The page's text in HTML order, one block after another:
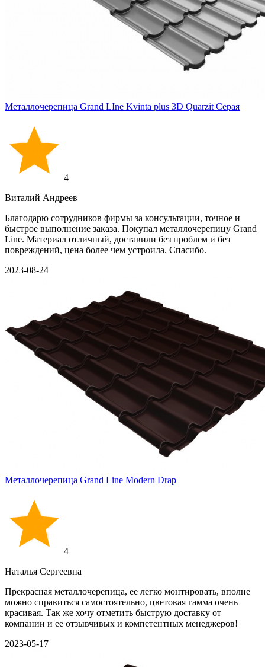
Металлочерепица Grand LIne Kvinta plus 3D Quarzit Серая
4
Виталий Андреев
Благодарю сотрудников фирмы за консультации, точное и
быстрое выполнение заказа. Покупал металлочерепицу Grand
Line. Материал отличный, доставили без проблем и без
повреждений, цена более чем устроила. Спасибо.
2023-08-24
Металлочерепица Grand Line Modern Drap
4
Наталья Сергеевна
Прекрасная металлочерепица, ее легко монтировать, вполне
можно справиться самостоятельно, цветовая гамма очень
красивая. Так же хочу отметить быструю доставку от
компании и ее отзывчивых и компетентных менеджеров!
2023-05-17